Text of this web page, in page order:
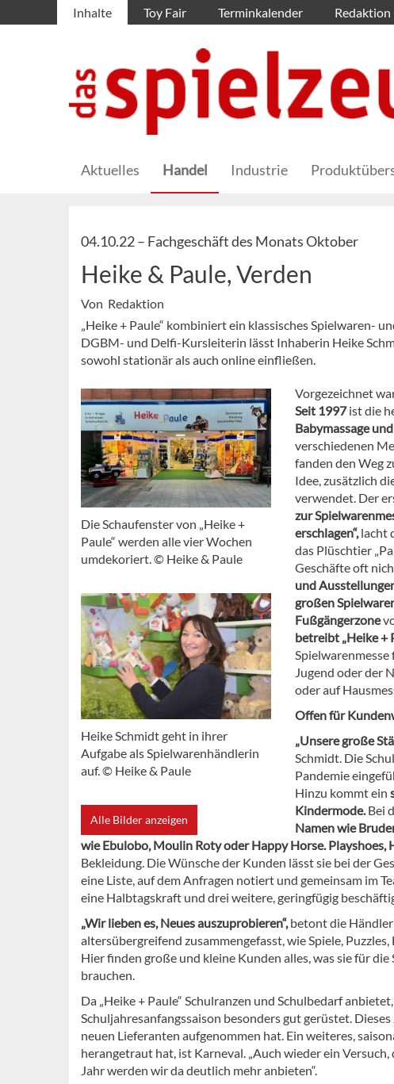
Inhalte Toy Fair Terminkalender Redaktion
Aktuelles Handel Industrie
04.10.22 – Fachgeschäft des Monats Oktober
Heike & Paule, Verden
Von Redaktion
„Heike + Paule“ kombiniert ein klassisches Spielwaren-
DGBM- und Delfi-Kursleiterin lässt Inhaberin Heike
sowohl stationär als auch online einfließen.
Die Schaufenster von „Heike +
Paule“ werden alle vier Wochen
umdekoriert. © Heike & Paule
Heike Schmidt geht in ihrer
Aufgabe als Spielwarenhändlerin
auf. © Heike & Paule
Alle Bilder anzeigen
Vorgezeichnet
Seit 1997ist die
Babymassage
verschiedenen
fanden den Weg
Idee, zusätzlich
verwendet. Der
zur
erschlagen“,lacht
das Plüschtier
Geschäfte oft
und
großen
Fußgängerzone
betreibt „Heike +
Jugend oder der
oder auf
Offen für
„Unsere große
Schmidt. Die
Pandemie
Hinzu kommt ein
Kindermode.Bei
Namen wie
wie Ebulobo, Moulin Roty oder Happy Horse.
Bekleidung. Die Wünsche der Kunden lässt sie bei der
eine Liste, auf dem Anfragen notiert und gemeinsam im
eine Halbtagskraft und drei weitere, geringfügig
„Wir lieben es, Neues auszuprobieren“,betont die
altersübergreifend zusammengefasst, wie Spiele,
Hier finden große und kleine Kunden alles, was sie für
brauchen.
Da „Heike + Paule“ Schulranzen und Schulbedarf
Schuljahresanfangssaison besonders gut gerüstet.
neuen Lieferanten aufgenommen hat. Ein weiteres,
herangetraut hat, ist Karneval. „Auch wieder ein
Jahr werden wir da deutlich mehr anbieten“.